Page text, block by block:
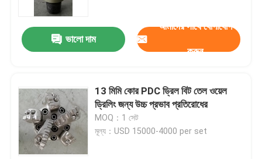
কারখানা ভ্রমণ
আমাদের সাথে যোগাযোগ করুন
খবর
ভালো দাম
আমাদের সাথে যোগাযোগ
করুন
13 মিমি কোর PDC ড্রিল বিট তেল ওয়েল
ড্রিলিং জন্য উচ্চ প্রভাব প্রতিরোধের
MOQ：1 সেট
মূল্য：USD 15000-4000 per set